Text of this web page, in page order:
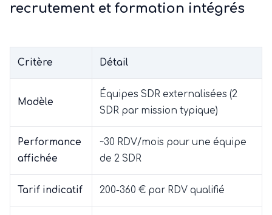
recrutement et formation intégrés
Critère Détail
Modèle
Équipes SDR externalisées (2
SDR par mission typique)
Performance
affichée
~30 RDV/mois pour une équipe
de 2 SDR
Tarif indicatif 200-360 € par RDV qualifié